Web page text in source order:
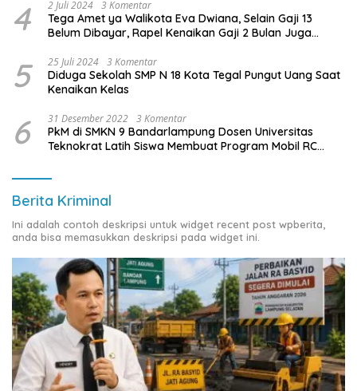
4 2 Juli 2024 3 Komentar
Tega Amet ya Walikota Eva Dwiana, Selain Gaji 13
Belum Dibayar, Rapel Kenaikan Gaji 2 Bulan Juga
5 25 Juli 2024 3 Komentar
Diduga Sekolah SMP N 18 Kota Tegal Pungut Uang Saat
Kenaikan Kelas
6 31 Desember 2022 3 Komentar
PkM di SMKN 9 Bandarlampung Dosen Universitas
Teknokrat Latih Siswa Membuat Program Mobil RC
Berita Kriminal
Ini adalah contoh deskripsi untuk widget recent post wpberita,
anda bisa memasukkan deskripsi pada widget ini.